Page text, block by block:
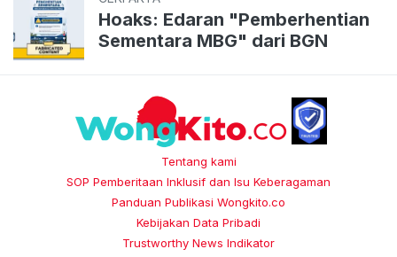
Hoaks: Edaran "Pemberhentian
Sementara MBG" dari BGN
Tentang kami
SOP Pemberitaan Inklusif dan Isu Keberagaman
Panduan Publikasi Wongkito.co
Kebijakan Data Pribadi
Trustworthy News Indikator